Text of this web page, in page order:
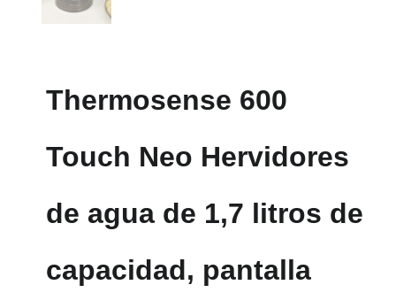
Thermosense 600
Touch Neo Hervidores
de agua de 1,7 litros de
capacidad, pantalla